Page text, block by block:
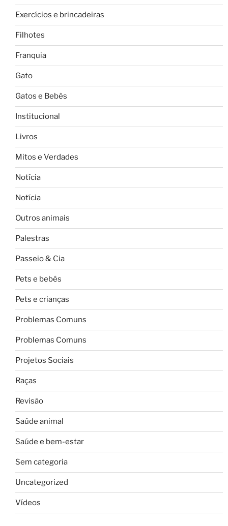
Exercícios e brincadeiras
Filhotes
Franquia
Gato
Gatos e Bebês
Institucional
Livros
Mitos e Verdades
Notícia
Notícia
Outros animais
Palestras
Passeio & Cia
Pets e bebês
Pets e crianças
Problemas Comuns
Problemas Comuns
Projetos Sociais
Raças
Revisão
Saúde animal
Saúde e bem-estar
Sem categoria
Uncategorized
Vídeos